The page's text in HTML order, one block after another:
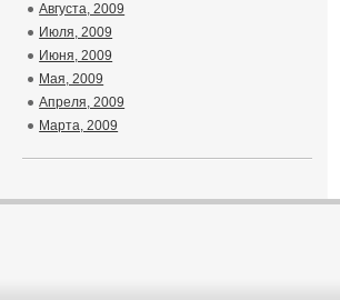
Августа, 2009
Июля, 2009
Июня, 2009
Мая, 2009
Апреля, 2009
Марта, 2009